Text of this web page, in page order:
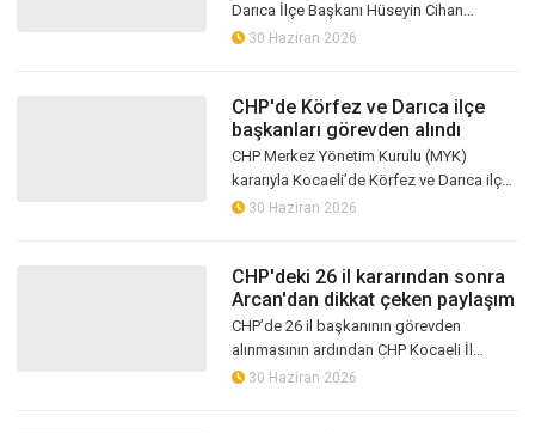
Darıca İlçe Başkanı Hüseyin Cihan
Özaltan, parti içi sürece tepki gösterdi.
30 Haziran 2026
CHP'de Körfez ve Darıca ilçe
başkanları görevden alındı
CHP Merkez Yönetim Kurulu (MYK)
kararıyla Kocaeli’de Körfez ve Darıca ilçe
başkanlıklarında görev değişikliğine
30 Haziran 2026
CHP'deki 26 il kararından sonra
Arcan'dan dikkat çeken paylaşım
CHP’de 26 il başkanının görevden
alınmasının ardından CHP Kocaeli İl
Başkanı Erdem Arcan yaptığı açıklamada,
30 Haziran 2026